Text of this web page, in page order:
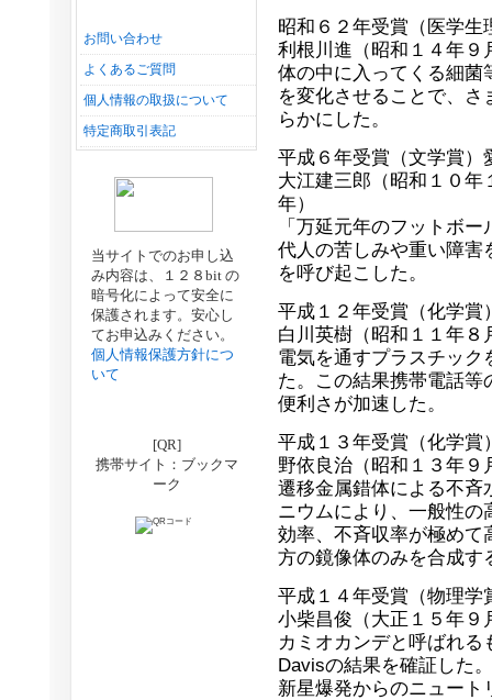
お問い合わせ
よくあるご質問
個人情報の取扱について
特定商取引表記
当サイトでのお申し込
み内容は、１２８bit の
暗号化によって安全に
保護されます。安心し
てお申込みください。
個人情報保護方針につ
いて
[QR]
携帯サイト：ブックマ
ーク
昭和６２年受賞（医学生
利根川進（昭和１４年９
体の中に入ってくる細菌
を変化させることで、
らかにした。
平成６年受賞（文学賞）
大江建三郎（昭和１０
年）
「万延元年のフットボ
代人の苦しみや重い障害
を呼び起こした。
平成１２年受賞（化学賞
白川英樹（昭和１１年
電気を通すプラスチッ
た。この結果携帯電話
便利さが加速した。
平成１３年受賞（化学賞
野依良治（昭和１３年９
遷移金属錯体による不
ニウムにより、一般性
効率、不斉収率が極めて
方の鏡像体のみを合成す
平成１４年受賞（物理学
小柴昌俊（大正１５年９
カミオカンデと呼ばれ
Davisの結果を確証した
新星爆発からのニュー